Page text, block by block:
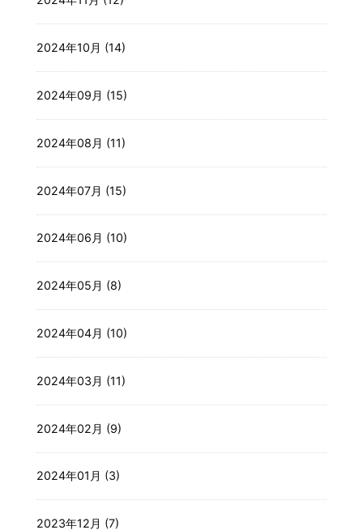
2024年10月 (14)
2024年09月 (15)
2024年08月 (11)
2024年07月 (15)
2024年06月 (10)
2024年05月 (8)
2024年04月 (10)
2024年03月 (11)
2024年02月 (9)
2024年01月 (3)
2023年12月 (7)